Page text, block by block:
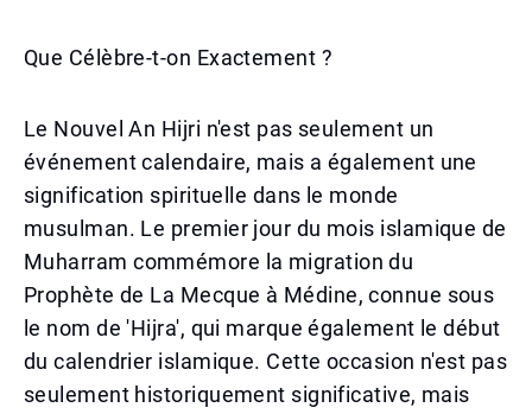
Que Célèbre-t-on Exactement ?
Le Nouvel An Hijri n'est pas seulement un
événement calendaire, mais a également une
signification spirituelle dans le monde
musulman. Le premier jour du mois islamique de
Muharram commémore la migration du
Prophète de La Mecque à Médine, connue sous
le nom de 'Hijra', qui marque également le début
du calendrier islamique. Cette occasion n'est pas
seulement historiquement significative, mais